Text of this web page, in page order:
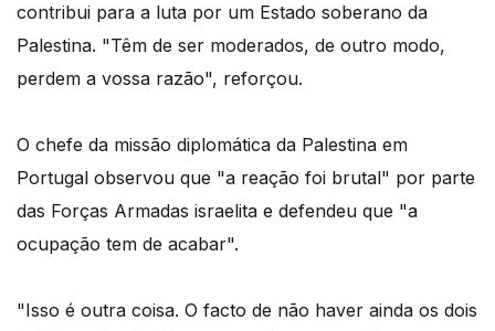
contribui para a luta por um Estado soberano da
Palestina. "Têm de ser moderados, de outro modo,
perdem a vossa razão", reforçou.
O chefe da missão diplomática da Palestina em
Portugal observou que "a reação foi brutal" por parte
das Forças Armadas israelita e defendeu que "a
ocupação tem de acabar".
"Isso é outra coisa. O facto de não haver ainda os dois